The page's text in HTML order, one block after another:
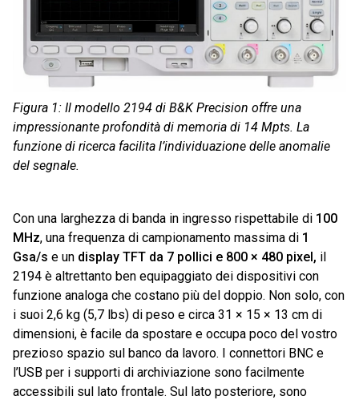
Figura 1: Il modello 2194 di B&K Precision offre una
impressionante profondità di memoria di 14 Mpts. La
funzione di ricerca facilita l’individuazione delle anomalie
del segnale.
Con una larghezza di banda in ingresso rispettabile di 100
MHz, una frequenza di campionamento massima di 1
Gsa/s e un display TFT da 7 pollici e 800 × 480 pixel, il
2194 è altrettanto ben equipaggiato dei dispositivi con
funzione analoga che costano più del doppio. Non solo, con
i suoi 2,6 kg (5,7 lbs) di peso e circa 31 × 15 × 13 cm di
dimensioni, è facile da spostare e occupa poco del vostro
prezioso spazio sul banco da lavoro. I connettori BNC e
l’USB per i supporti di archiviazione sono facilmente
accessibili sul lato frontale. Sul lato posteriore, sono